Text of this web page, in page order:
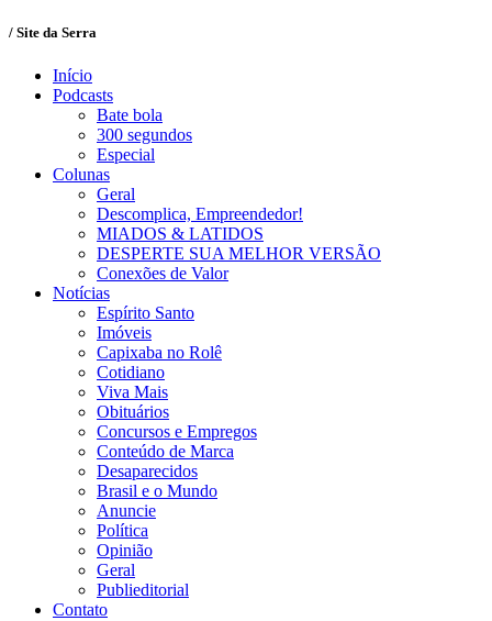
/ Site da Serra
Início
Podcasts
Bate bola
300 segundos
Especial
Colunas
Geral
Descomplica, Empreendedor!
MIADOS & LATIDOS
DESPERTE SUA MELHOR VERSÃO
Conexões de Valor
Notícias
Espírito Santo
Imóveis
Capixaba no Rolê
Cotidiano
Viva Mais
Obituários
Concursos e Empregos
Conteúdo de Marca
Desaparecidos
Brasil e o Mundo
Anuncie
Política
Opinião
Geral
Publieditorial
Contato